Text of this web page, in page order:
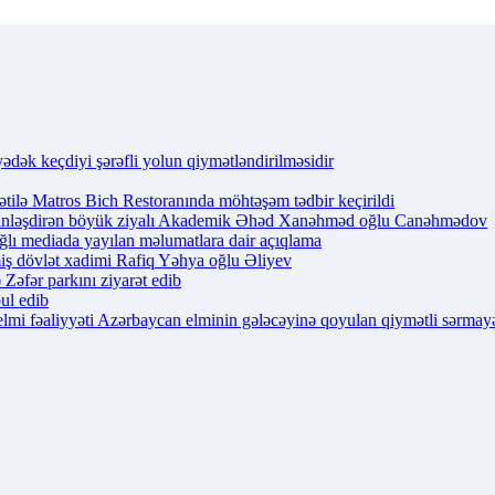
keçdiyi şərəfli yolun qiymətləndirilməsidir
Matros Bich Restoranında möhtəşəm tədbir keçirildi
böyük ziyalı Akademik Əhəd Xanəhməd oğlu Canəhmədov
mediada yayılan məlumatlara dair açıqlama
dövlət xadimi Rafiq Yəhya oğlu Əliyev
parkını ziyarət edib
edib
fəaliyyəti Azərbaycan elminin gələcəyinə qoyulan qiymətli